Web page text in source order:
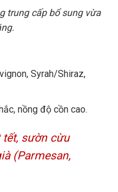
trung cấp bổ sung vừa
Syrah/Shiraz,
nồng độ cồn cao.
tết, sườn cừu
(Parmesan,